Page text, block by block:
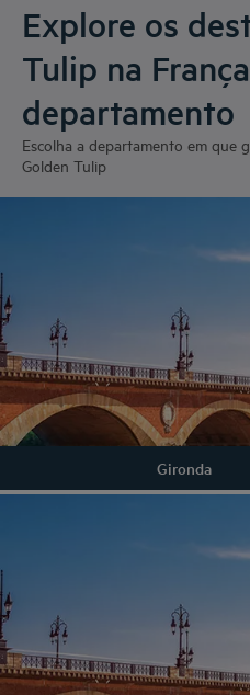
Explore os
Tulip na
departamento
Escolha a departamento em que
Golden Tulip
Gironda